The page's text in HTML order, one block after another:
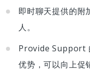
即时聊天提供的附
人。
Provide Support
优势，可以向上促